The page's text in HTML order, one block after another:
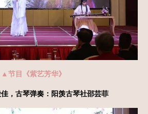
▲节目《紫艺芳华》
，古琴弹奏：阳羡古琴社邵芸菲